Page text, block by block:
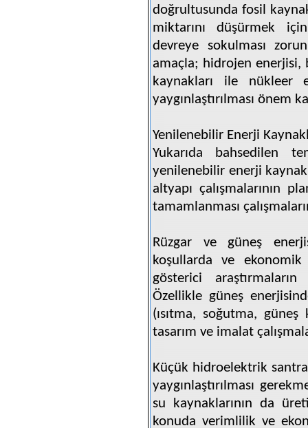
doğrultusunda fosil
miktarını düşürmek
devreye sokulması
amaçla; hidrojen
kaynakları ile nükleer
yaygınlaştırılması önem
Yenilenebilir Enerji
Yukarıda bahsedilen
yenilenebilir enerji
altyapı çalışmalarının
tamamlanması
Rüzgar ve güneş
koşullarda ve
gösterici
Özellikle güneş
(ısıtma, soğutma,
tasarım ve imalat
Küçük hidroelektrik
yaygınlaştırılması
su kaynaklarının da
konuda verimlilik ve